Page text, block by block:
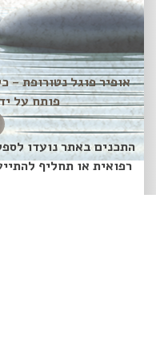
פותח על ידי
התכנים באתר נועדו
רפואית או תחליף